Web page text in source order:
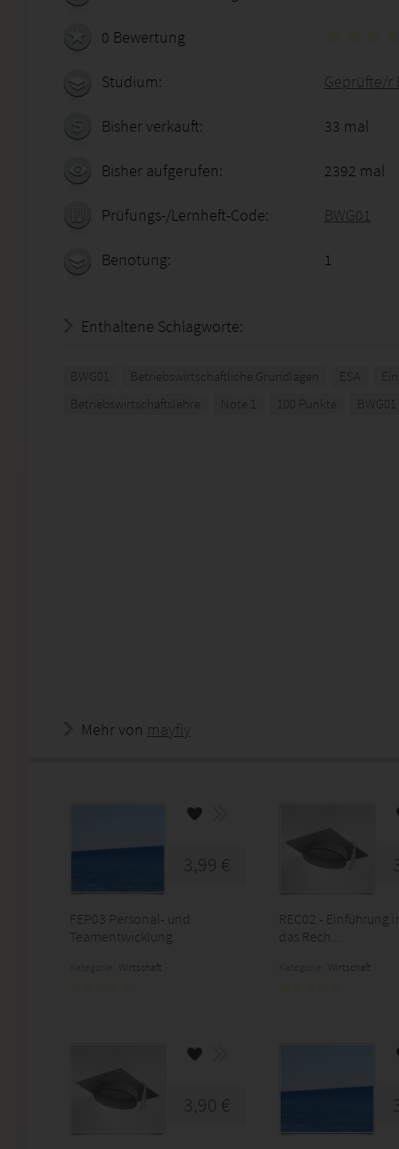
0 Bewertung
Studium: Geprüfte/r
Bisher verkauft: 33 mal
Bisher aufgerufen: 2392 mal
Prüfungs-/Lernheft-Code: BWG01
Benotung: 1
Enthaltene Schlagworte:
BWG01 Betriebswirtschaftliche Grundlagen ESA
Betriebswirtschaftslehre
Note 1 100 Punkte BWG01
Mehr von mayfly
3,99 €
FEP03 Personal- und
Teamentwicklung
Wirtschaft
REC02 - Einführung
das Rech...
Wirtschaft
3,90 €